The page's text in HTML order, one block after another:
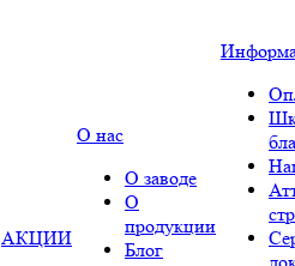
АКЦИИ
О нас
О заводе
О
продукции
Блог